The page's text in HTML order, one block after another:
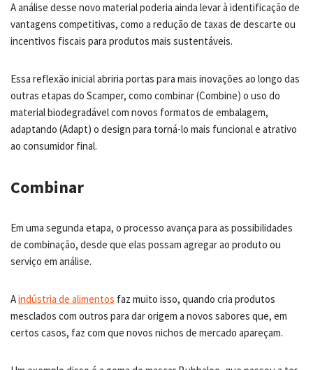
A análise desse novo material poderia ainda levar à identificação de
vantagens competitivas, como a redução de taxas de descarte ou
incentivos fiscais para produtos mais sustentáveis.
Essa reflexão inicial abriria portas para mais inovações ao longo das
outras etapas do Scamper, como combinar (Combine) o uso do
material biodegradável com novos formatos de embalagem,
adaptando (Adapt) o design para torná-lo mais funcional e atrativo
ao consumidor final.
Combinar
Em uma segunda etapa, o processo avança para as possibilidades
de combinação, desde que elas possam agregar ao produto ou
serviço em análise.
Aindústria de alimentos faz muito isso, quando cria produtos
mesclados com outros para dar origem a novos sabores que, em
certos casos, faz com que novos nichos de mercado apareçam.